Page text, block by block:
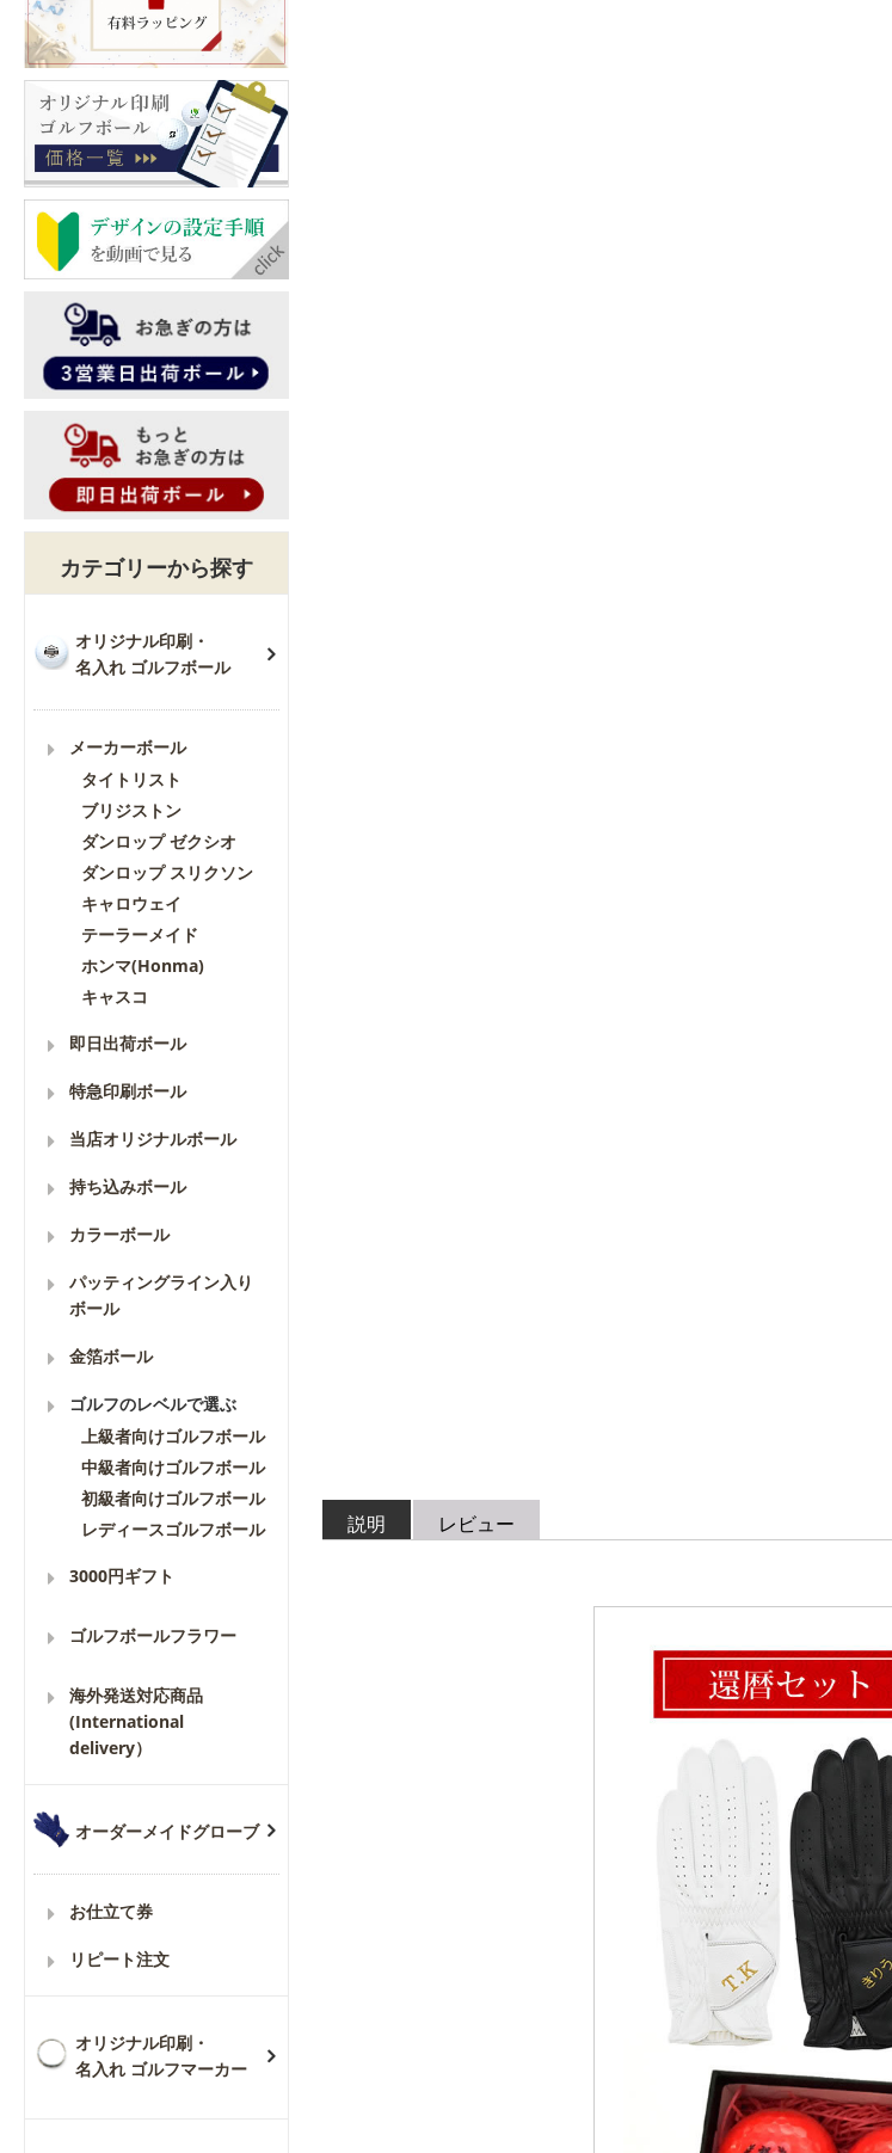
カテゴリーから探す
オリジナル印刷・
名入れ ゴルフボール
メーカーボール
タイトリスト
ブリジストン
ダンロップ ゼクシオ
ダンロップ スリクソン
キャロウェイ
テーラーメイド
ホンマ(Honma)
キャスコ
即日出荷ボール
特急印刷ボール
当店オリジナルボール
持ち込みボール
カラーボール
パッティングライン入り
ボール
金箔ボール
ゴルフのレベルで選ぶ
上級者向けゴルフボール
中級者向けゴルフボール
初級者向けゴルフボール
レディースゴルフボール
3000円ギフト
ゴルフボールフラワー
海外発送対応商品
(International
delivery）
オーダーメイドグローブ
お仕立て券
リピート注文
オリジナル印刷・
名入れ ゴルフマーカー
説明 レビュー